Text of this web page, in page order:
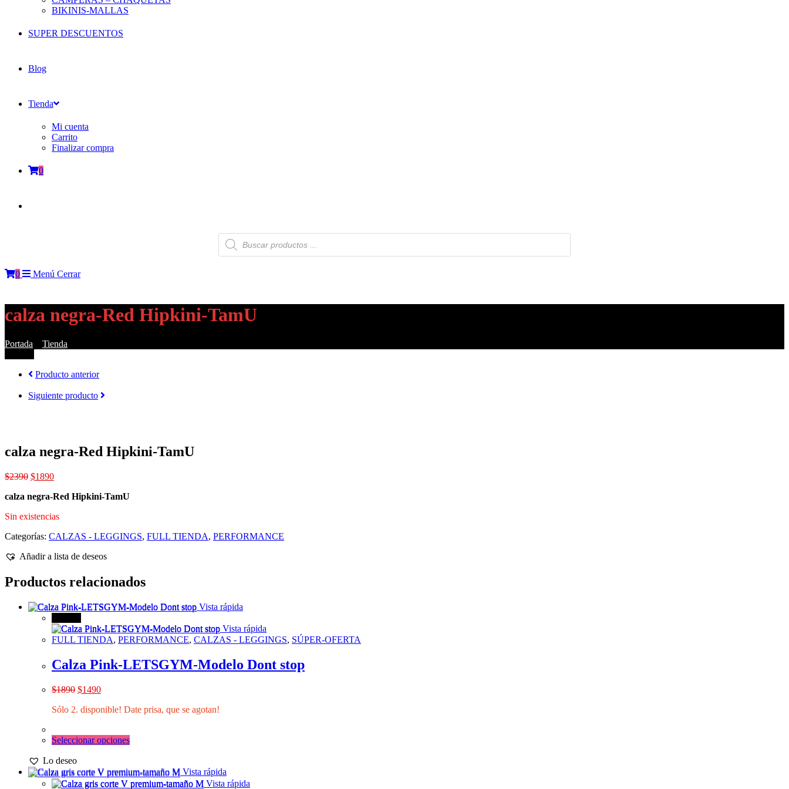
BIKINIS-MALLAS
SUPER DESCUENTOS
Blog
Tienda
Mi cuenta
Carrito
Finalizar compra
0
Búsqueda
de
productos
0
Menú Cerrar
calza negra-Red Hipkini-TamU
Portada Tienda
Producto anterior
Siguiente producto
calza negra-Red Hipkini-TamU
$2390 El
original
$2390.
$1890El
actual
$1890.
calza negra-Red Hipkini-TamU
Sin existencias
Categorías: CALZAS - LEGGINGS, FULL TIENDA, PERFORMANCE
Añadir a lista de deseos
Productos relacionados
Vista rápida
Vista rápida
FULL TIENDA, PERFORMANCE, CALZAS - LEGGINGS, SÚPER-OFERTA
Calza Pink-LETSGYM-Modelo Dont stop
$1890 El
original
$1490El
actual
Sólo 2. disponible! Date prisa, que se agotan!
Seleccionar opcionesEste
múltiples
variantes.
Lo deseo
Vista rápida
Vista rápida